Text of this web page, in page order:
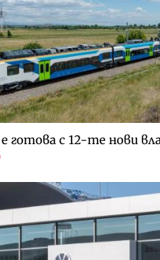
готова с 12-те нови